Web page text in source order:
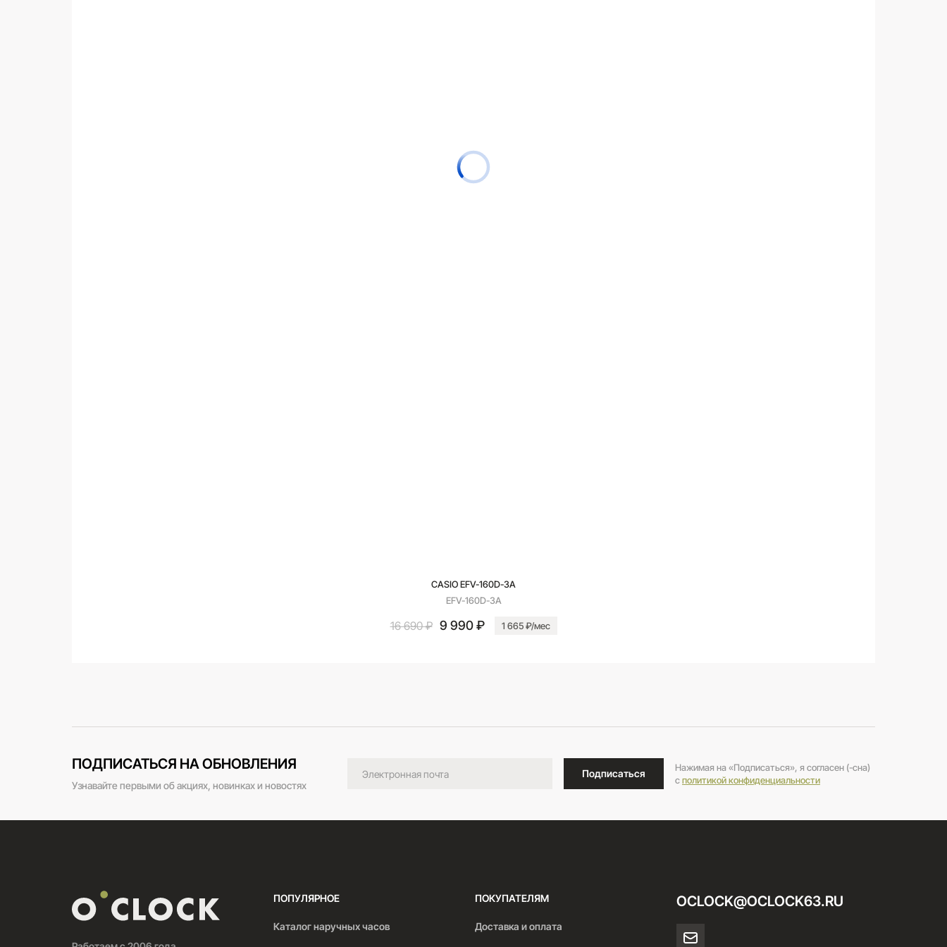
CASIO EFV-160D-3A
EFV-160D-3A
16 690 ₽ 9 990 ₽ 1 665 ₽/мес
ПОДПИСАТЬСЯ НА ОБНОВЛЕНИЯ
Узнавайте первыми об акциях, новинках и новостях
Подписаться
Нажимая на «Подписаться», я согласен (-сна)
cполитикой конфиденциальности
ПОПУЛЯРНОЕ
Каталог наручных часов
ПОКУПАТЕЛЯМ
Доставка и оплата
OCLOCK@OCLOCK63.RU